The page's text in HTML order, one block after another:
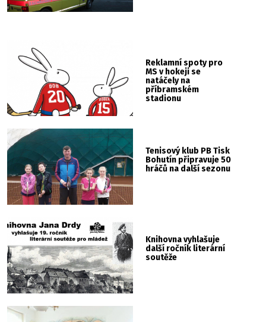
Reklamní spoty pro
MS v hokeji se
natáčely na
příbramském
stadionu
Tenisový klub PB Tisk
Bohutín připravuje 50
hráčů na další sezonu
Knihovna vyhlašuje
další ročník literární
soutěže